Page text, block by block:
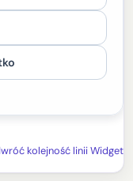
kolejność linii Widget